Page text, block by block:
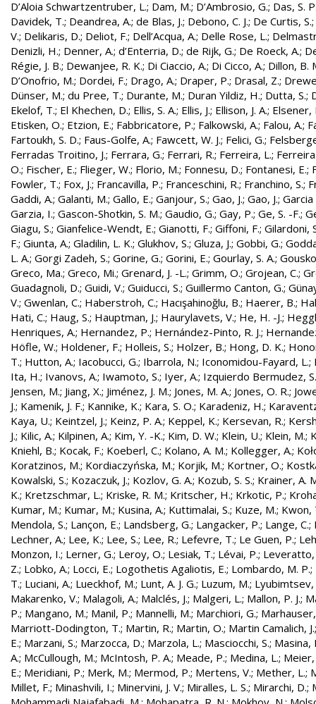
D’Aloia Schwartzentruber, L.; Dam, M.; D’Ambrosio, G.; Das, S.
Davidek, T.; Deandrea, A.; de Blas, J.; Debono, C. J.; De Curtis, S.;
V.; Delikaris, D.; Deliot, F.; Dell’Acqua, A.; Delle Rose, L.;
Denizli, H.; Denner, A.; d’Enterria, D.; de Rijk, G.; De Roeck, A.;
Régie, J. B.; Dewanjee, R. K.; Di Ciaccio, A.; Di Cicco, A.; Dillon, B.
D’Onofrio, M.; Dordei, F.; Drago, A.; Draper, P.; Drasal, Z.;
Dünser, M.; du Pree, T.; Durante, M.; Duran Yildiz, H.; Dutta, S.;
Ekelof, T.; El Khechen, D.; Ellis, S. A.; Ellis, J.; Ellison, J. A.; Elsener,
Etisken, O.; Etzion, E.; Fabbricatore, P.; Falkowski, A.; Falou, A.;
Fartoukh, S. D.; Faus-Golfe, A.; Fawcett, W. J.; Felici, G.;
Ferradas Troitino, J.; Ferrara, G.; Ferrari, R.; Ferreira, L.;
O.; Fischer, E.; Flieger, W.; Florio, M.; Fonnesu, D.; Fontanesi, E.;
Fowler, T.; Fox, J.; Francavilla, P.; Franceschini, R.; Franchino, S.;
Gaddi, A.; Galanti, M.; Gallo, E.; Ganjour, S.; Gao, J.; Gao, J.; Garcia
Garzia, I.; Gascon-Shotkin, S. M.; Gaudio, G.; Gay, P.; Ge, S. -F.;
Giagu, S.; Gianfelice-Wendt, E.; Gianotti, F.; Giffoni, F.; Gilardoni,
F.; Giunta, A.; Gladilin, L. K.; Glukhov, S.; Gluza, J.; Gobbi, G.;
L. A.; Gorgi Zadeh, S.; Gorine, G.; Gorini, E.; Gourlay, S. A.;
Greco, Ma.; Greco, Mi.; Grenard, J. -L.; Grimm, O.; Grojean, C.;
Guadagnoli, D.; Guidi, V.; Guiducci, S.; Guillermo Canton, G.;
V.; Gwenlan, C.; Haberstroh, C.; Hacışahinoğlu, B.; Haerer, B.;
Hati, C.; Haug, S.; Hauptman, J.; Haurylavets, V.; He, H. -J.;
Henriques, A.; Hernandez, P.; Hernández-Pinto, R. J.;
Höfle, W.; Holdener, F.; Holleis, S.; Holzer, B.; Hong, D. K.;
T.; Hutton, A.; Iacobucci, G.; Ibarrola, N.; Iconomidou-Fayard, L.;
Ita, H.; Ivanovs, A.; Iwamoto, S.; Iyer, A.; Izquierdo Bermudez, S.
Jensen, M.; Jiang, X.; Jiménez, J. M.; Jones, M. A.; Jones, O. R.;
J.; Kamenik, J. F.; Kannike, K.; Kara, S. O.; Karadeniz, H.;
Kaya, U.; Keintzel, J.; Keinz, P. A.; Keppel, K.; Kersevan, R.;
J.; Kilic, A.; Kilpinen, A.; Kim, Y. -K.; Kim, D. W.; Klein, U.; Klein, M.;
Kniehl, B.; Kocak, F.; Koeberl, C.; Kolano, A. M.; Kollegger, A.;
Koratzinos, M.; Kordiaczyńska, M.; Korjik, M.; Kortner, O.;
Kowalski, S.; Kozaczuk, J.; Kozlov, G. A.; Kozub, S. S.; Krainer, A.
K.; Kretzschmar, L.; Kriske, R. M.; Kritscher, H.; Krkotic, P.;
Kumar, M.; Kumar, M.; Kusina, A.; Kuttimalai, S.; Kuze, M.; Kwon,
Mendola, S.; Lançon, E.; Landsberg, G.; Langacker, P.; Lange, C.;
Lechner, A.; Lee, K.; Lee, S.; Lee, R.; Lefevre, T.; Le Guen, P.;
Monzon, I.; Lerner, G.; Leroy, O.; Lesiak, T.; Lévai, P.; Leveratto,
Z.; Lobko, A.; Locci, E.; Logothetis Agaliotis, E.; Lombardo, M. P.;
T.; Luciani, A.; Lueckhof, M.; Lunt, A. J. G.; Luzum, M.; Lyubimtsev,
Makarenko, V.; Malagoli, A.; Malclés, J.; Malgeri, L.; Mallon, P. J.;
P.; Mangano, M.; Manil, P.; Mannelli, M.; Marchiori, G.;
Marriott-Dodington, T.; Martin, R.; Martin, O.; Martin Camalich, J.
E.; Marzani, S.; Marzocca, D.; Marzola, L.; Masciocchi, S.; Masina,
A.; McCullough, M.; McIntosh, P. A.; Meade, P.; Medina, L.; Meier,
E.; Meridiani, P.; Merk, M.; Mermod, P.; Mertens, V.; Mether, L.;
Millet, F.; Minashvili, I.; Minervini, J. V.; Miralles, L. S.; Mirarchi, D.;